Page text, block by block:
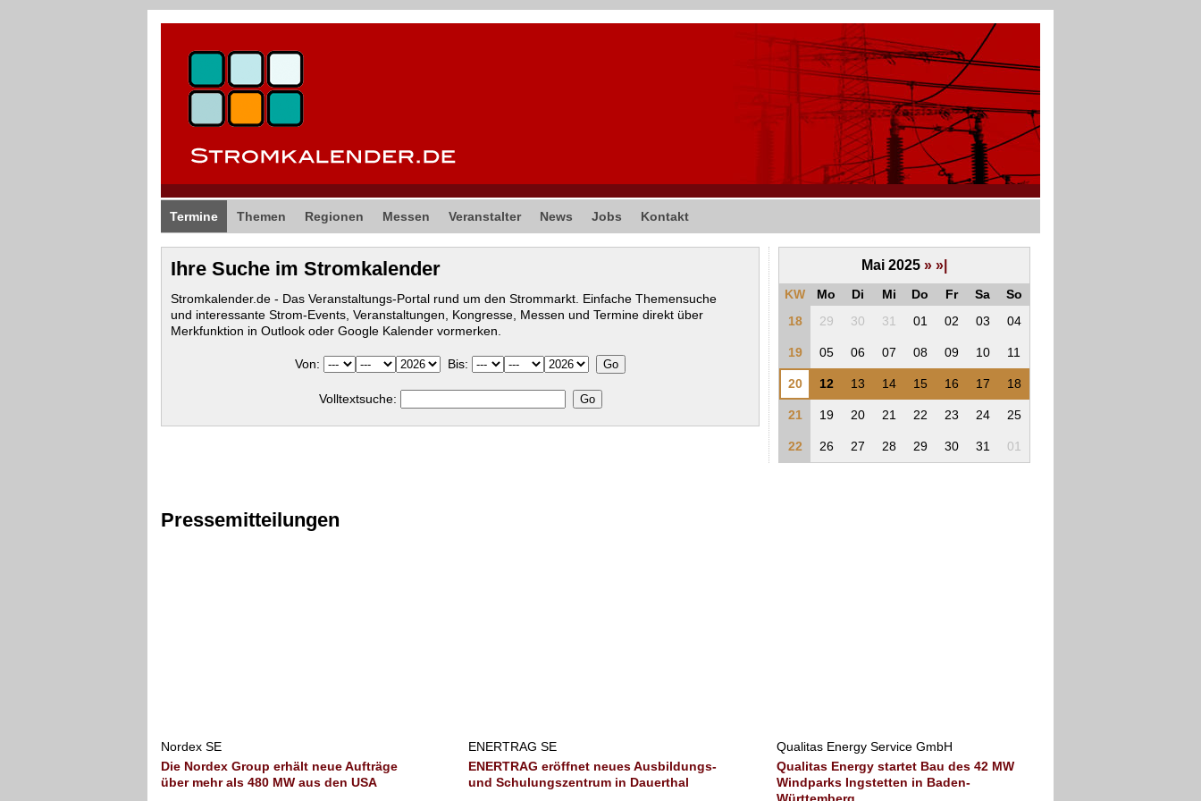
Termine Themen Regionen Messen Veranstalter News Jobs Kontakt
Ihre Suche im Stromkalender
Stromkalender.de - Das Veranstaltungs-Portal rund um den Strommarkt. Einfache Themensuche
und interessante Strom-Events, Veranstaltungen, Kongresse, Messen und Termine direkt über
Merkfunktion in Outlook oder Google Kalender vormerken.
Von: Bis:
Volltextsuche:
Mai 2025 » »|
KW Mo Di Mi Do Fr Sa
So
18
29 30 31 01 02 03 04
19 05 06 07 08 09 10 11
20 12 13 14 15 16 17 18
21 19 20 21 22 23 24 25
22 26 27 28 29 30 31 01
Pressemitteilungen
Nordex SE
Die Nordex Group erhält neue Aufträge
über mehr als 480 MW aus den USA
ENERTRAG SE
ENERTRAG eröffnet neues Ausbildungs-
und Schulungszentrum in Dauerthal
Qualitas Energy Service GmbH
Qualitas Energy startet Bau des 42 MW
Windparks Ingstetten in Baden-